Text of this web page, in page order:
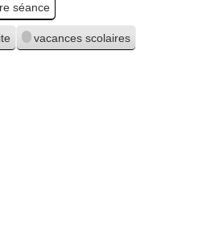
séance
vacances scolaires